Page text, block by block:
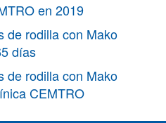
en 2019
de rodilla con Mako
días
de rodilla con Mako
CEMTRO